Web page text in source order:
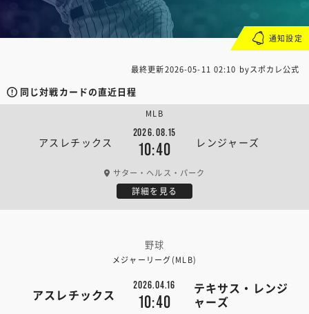
最終更新2026-05-11 02:10 byスポカレ公式
同じ対戦カードの直近日程
アスレチックス
2026.08.15
10:40 レンジャーズ
MLB
サター・ヘルス・パーク
詳細を見る
野球
メジャーリーグ(MLB)
アスレチックス
2026.04.16
10:40
テキサス・レンジ
ャーズ
通知設定